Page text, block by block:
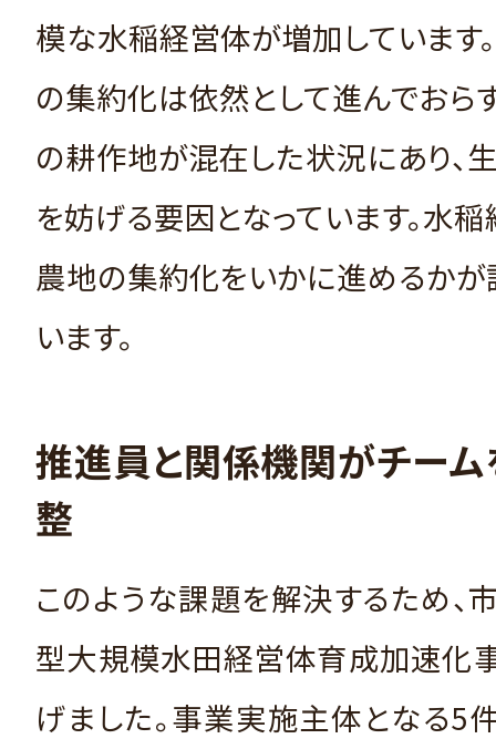
模な水稲経営体が増加しています
の集約化は依然として進んでおら
の耕作地が混在した状況にあり、
を妨げる要因となっています。水
農地の集約化をいかに進めるかが
います。
推進員と関係機関がチー
整
このような課題を解決するため、
型大規模水田経営体育成加速化
げました。事業実施主体となる5